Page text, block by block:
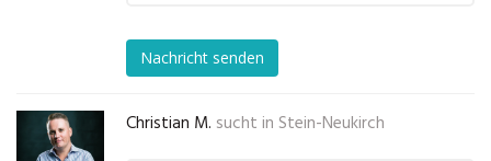
Nachricht senden
Christian M. sucht in Stein-Neukirch